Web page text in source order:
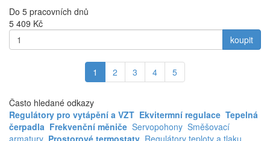
Do 5 pracovních dnů
5 409 Kč
koupit
1 2 3 4 5
Často hledané odkazy
Regulátory pro vytápění a VZT Ekvitermní regulace Tepelná
čerpadla Frekvenční měniče Servopohony Směšovací
armatury Prostorové termostaty Regulátory teploty a tlaku